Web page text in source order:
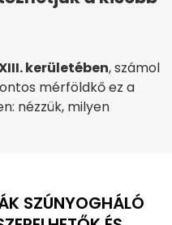
kerületében, számol
mérföldkő ez a
nézzük, milyen
SZÚNYOGHÁLÓ